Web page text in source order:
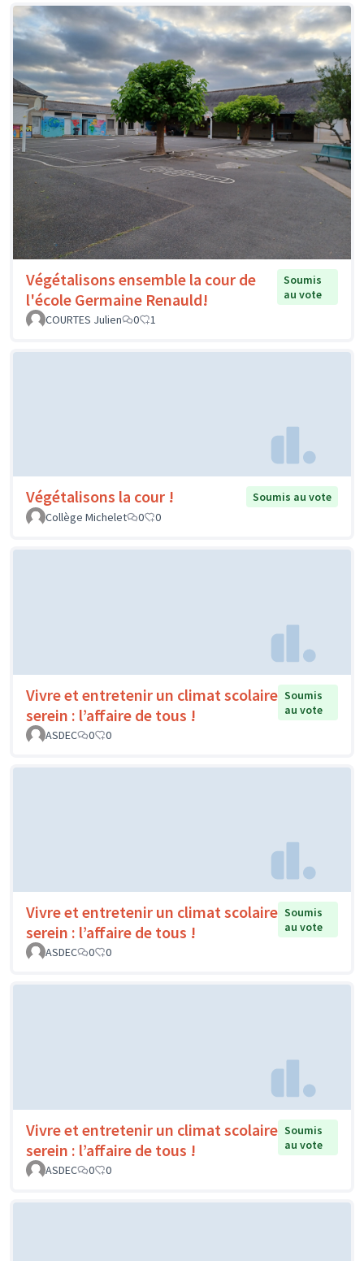
Végétalisons ensemble la cour de
l'école Germaine Renauld!
Soumis
au vote
COURTES Julien
0 1
Végétalisons la cour !
Soumis au vote
Collège Michelet
0 0
Vivre et entretenir un climat scolaire
serein : l’affaire de tous !
Soumis
au vote
ASDEC
0 0
Vivre et entretenir un climat scolaire
serein : l’affaire de tous !
Soumis
au vote
ASDEC
0 0
Vivre et entretenir un climat scolaire
serein : l’affaire de tous !
Soumis
au vote
ASDEC
0 0